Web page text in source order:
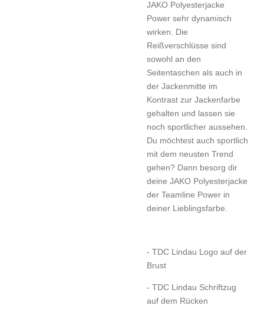
JAKO Polyesterjacke
Power sehr dynamisch
wirken. Die
Reißverschlüsse sind
sowohl an den
Seitentaschen als auch in
der Jackenmitte im
Kontrast zur Jackenfarbe
gehalten und lassen sie
noch sportlicher aussehen.
Du möchtest auch sportlich
mit dem neusten Trend
gehen? Dann besorg dir
deine JAKO Polyesterjacke
der Teamline Power in
deiner Lieblingsfarbe.
- TDC Lindau Logo auf der
Brust
- TDC Lindau Schriftzug
auf dem Rücken